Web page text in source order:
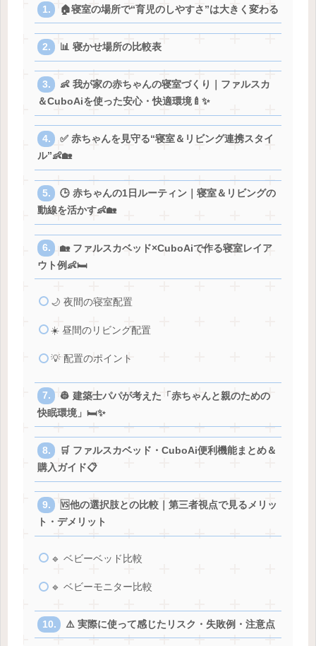
🏠寝室の場所で“育児のしやすさ”は大きく変わる
📊 寝かせ場所の比較表
👶 我が家の赤ちゃんの寝室づくり｜ファルスカ
＆CuboAiを使った安心・快適環境🍼✨
✅ 赤ちゃんを見守る“寝室＆リビング連携スタイ
ル”👶🏡
🕒 赤ちゃんの1日ルーティン｜寝室＆リビングの
動線を活かす👶🏡
🏡 ファルスカベッド×CuboAiで作る寝室レイア
ウト例👶🛏️
🌙 夜間の寝室配置
☀️ 昼間のリビング配置
💡 配置のポイント
👷 建築士パパが考えた「赤ちゃんと親のための
快眠環境」🛏️✨
🛒 ファルスカベッド・CuboAi便利機能まとめ＆
購入ガイド📋
🆚他の選択肢との比較｜第三者視点で見るメリッ
ト・デメリット
🔹 ベビーベッド比較
🔹 ベビーモニター比較
⚠️ 実際に使って感じたリスク・失敗例・注意点